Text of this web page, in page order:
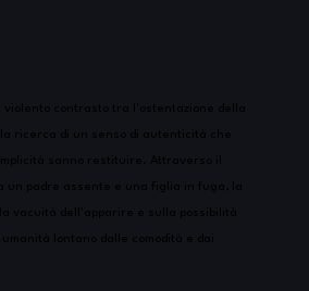
violento contrasto tra l'ostentazione della
ricerca di un senso di autenticità che
sanno restituire. Attraverso il
un padre assente e una figlia in fuga, la
vacuità dell'apparire e sulla possibilità
lontano dalle comodità e dai